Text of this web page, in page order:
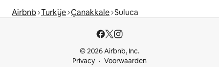
Airbnb Turkije Çanakkale Suluca
© 2026 Airbnb, Inc.
Privacy
Voorwaarden